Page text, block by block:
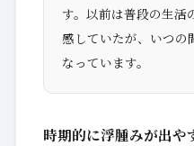
す。以前は普段の生活
感していたが、いつの
なっています。
時期的に浮腫みが出や